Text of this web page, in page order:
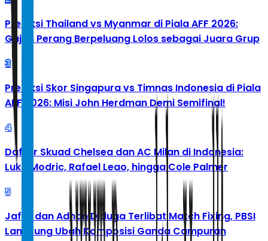
Prediksi Thailand vs Myanmar di Piala AFF 2026:
Gajah Perang Berpeluang Lolos sebagai Juara Grup
3
Prediksi Skor Singapura vs Timnas Indonesia di Piala
AFF 2026: Misi John Herdman Demi Semifinal!
4
Daftar Skuad Chelsea dan AC Milan di Indonesia:
Luka Modric, Rafael Leao, hingga Cole Palmer
5
Jafar dan Adnan Diduga Terlibat Match Fixing, PBSI
Langsung Ubah Komposisi Ganda Campuran